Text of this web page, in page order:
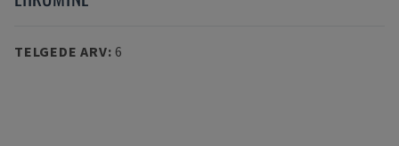
TELGEDE ARV: 6